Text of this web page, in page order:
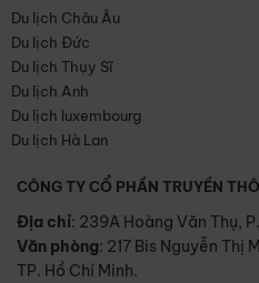
Du lịch Châu Âu
Du lịch Đức
Du lịch Thụy Sĩ
Du lịch Anh
Du lịch luxembourg
Du lịch Hà Lan
CÔNG TY CỔ PHẦN TRUYỀN
Địa chỉ: 239A Hoàng Văn Thụ,
Văn phòng: 217 Bis Nguyễn Thị
TP. Hồ Chí Minh.